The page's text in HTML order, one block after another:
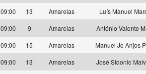
09:00
13 Amarelas
Luís Manuel
09:00
9 Amarelas
António Valente
09:00
15 Amarelas
Manuel Jo Anjos
09:00
13 Amarelas
José Sidonio